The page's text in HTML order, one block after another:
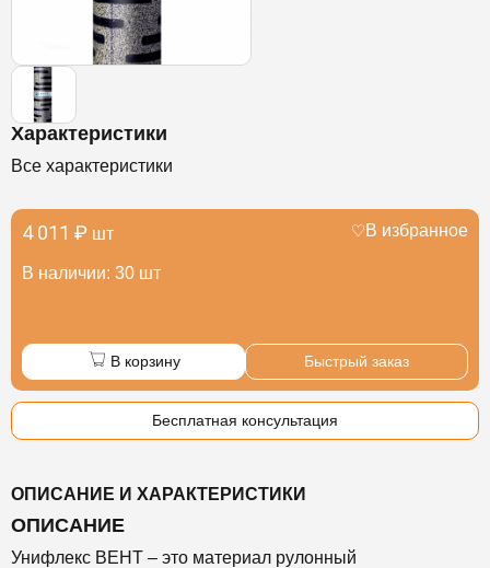
Характеристики
Все характеристики
4 011 ₽ шт
В наличии: 30 шт
В избранное
В корзину Быстрый заказ
Бесплатная консультация
ОПИСАНИЕ И ХАРАКТЕРИСТИКИ
ОПИСАНИЕ
Унифлекс ВЕНТ – это материал рулонный